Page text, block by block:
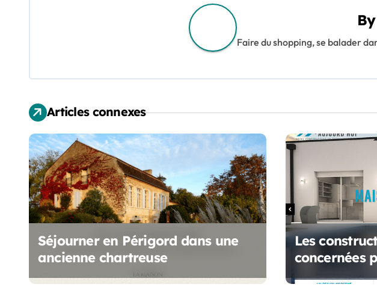
a
t
i
o
n
d
e
’
By
Faire du shopping, se balader
Articles connexes
Séjourner en Périgord dans une
ancienne chartreuse
Les
concernées
obligation